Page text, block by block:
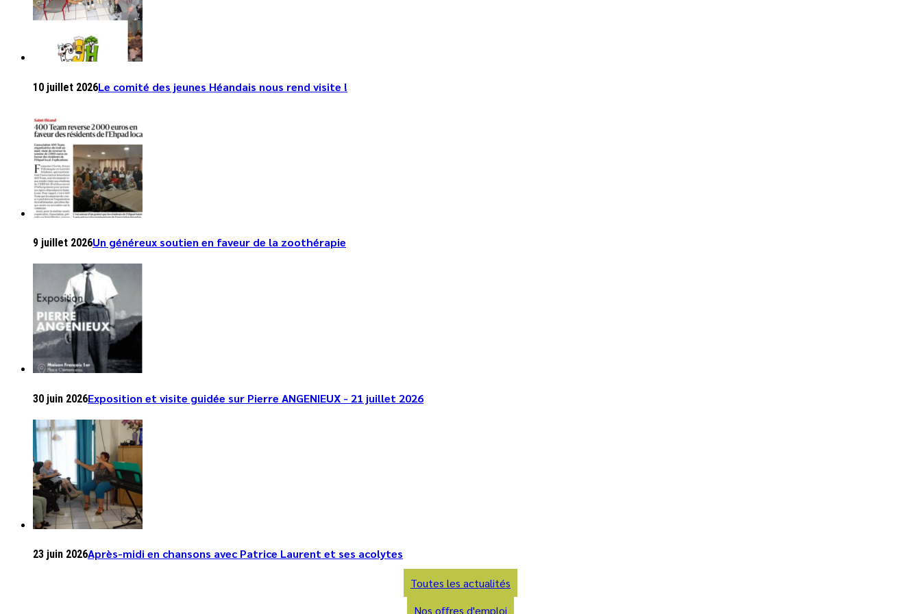
10 juillet 2026Le comité des jeunes Héandais nous rend visite !
9 juillet 2026Un généreux soutien en faveur de la zoothérapie
30 juin 2026Exposition et visite guidée sur Pierre ANGENIEUX - 21 juillet 2026
23 juin 2026Après-midi en chansons avec Patrice Laurent et ses acolytes
Toutes les actualités
Nos offres d'emploi